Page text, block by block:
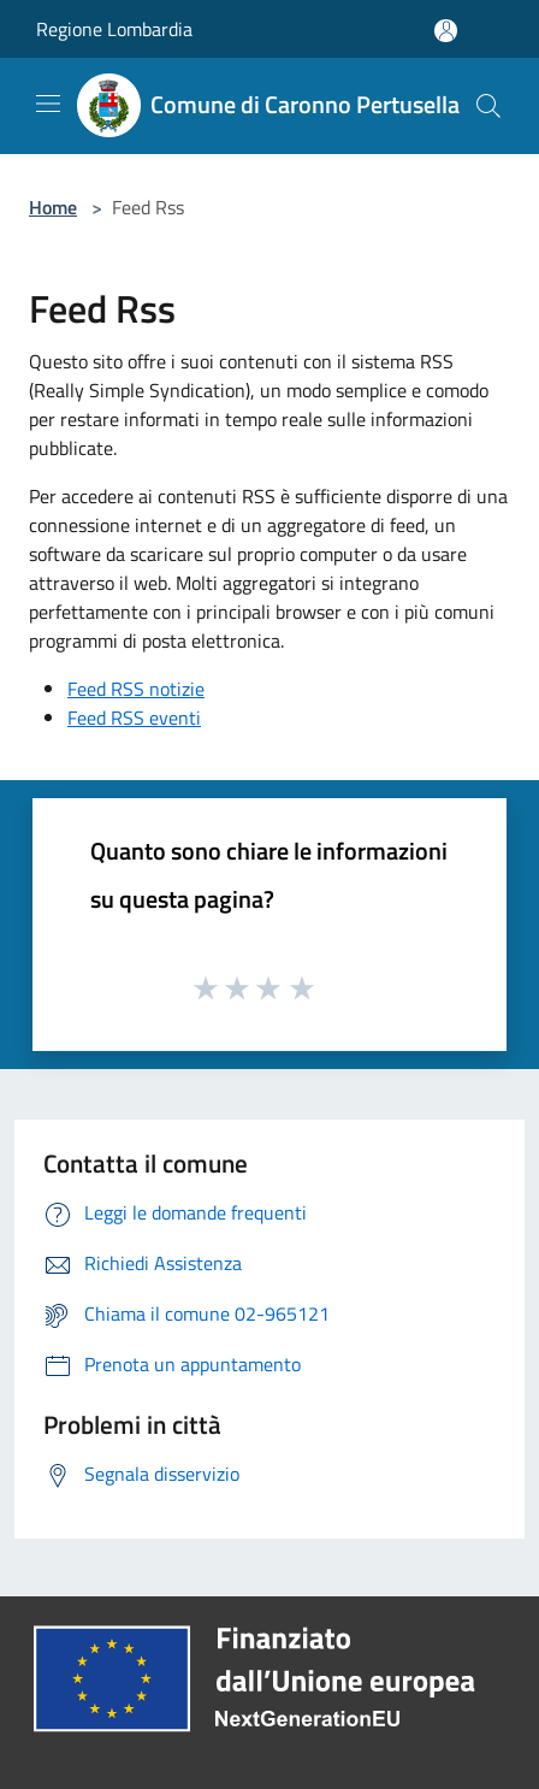
Regione Lombardia
Comune di Caronno Pertusella
Home > Feed Rss
Feed Rss
Questo sito offre i suoi contenuti con il sistema RSS
(Really Simple Syndication), un modo semplice e comodo
per restare informati in tempo reale sulle informazioni
pubblicate.
Per accedere ai contenuti RSS è sufficiente disporre di una
connessione internet e di un aggregatore di feed, un
software da scaricare sul proprio computer o da usare
attraverso il web. Molti aggregatori si integrano
perfettamente con i principali browser e con i più comuni
programmi di posta elettronica.
Feed RSS notizie
Feed RSS eventi
Quanto sono chiare le informazioni
su questa pagina?
Contatta il comune
Leggi le domande frequenti
Richiedi Assistenza
Chiama il comune 02-965121
Prenota un appuntamento
Problemi in città
Segnala disservizio